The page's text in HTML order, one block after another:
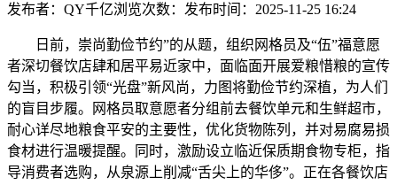
发布者： QY千亿浏览次数： 发布时间： 2025-11-25 16:24
日前，崇尚勤俭节约”的从题，组织网格员及“伍”福意愿
者深切餐饮店肆和居平易近家中，面临面开展爱粮惜粮的宣传
勾当，积极引领“光盘”新风尚，力图将勤俭节约深植，为人们
的盲目步履。网格员取意愿者分组前去餐饮单元和生鲜超市，
耐心详尽地粮食平安的主要性，优化货物陈列，并对易腐易损
食材进行温暖提醒。同时，激励设立临近保质期食物专柜，指
导消费者选购，从泉源上削减“舌尖上的华侈”。正在各餐饮店